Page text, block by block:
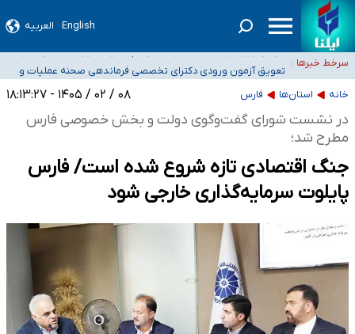
English العربیه
سرخط خبرها :
۴۰ تا ۵۰ روز گرمای نسبی در پیش داریم/ دمای تهران به ۳۸ درجه می‌رسد
هستیم، اما هنوز پاسخ مشخصی نگرفته‌ایم
تعویق آزمون ورودی دکترای تخصصی فرماندهی صحنه عملیات و
آخرین وضعیت شیوع عفونت‌های تنفسی در کشور/ خوزستان و کرمان بالاتر از
آستانه هشدار
خانه استان‌ها فارس ۰۸ / ۰۲ / ۱۴۰۵ - ۱۸:۱۳:۲۷
در نشست شورای گفت‌وگوی دولت و بخش خصوصی فارس
مطرح شد؛
جنگ اقتصادی تازه شروع شده است/ فارس
پایلوت سرمایه‌گذاری خارجی شود